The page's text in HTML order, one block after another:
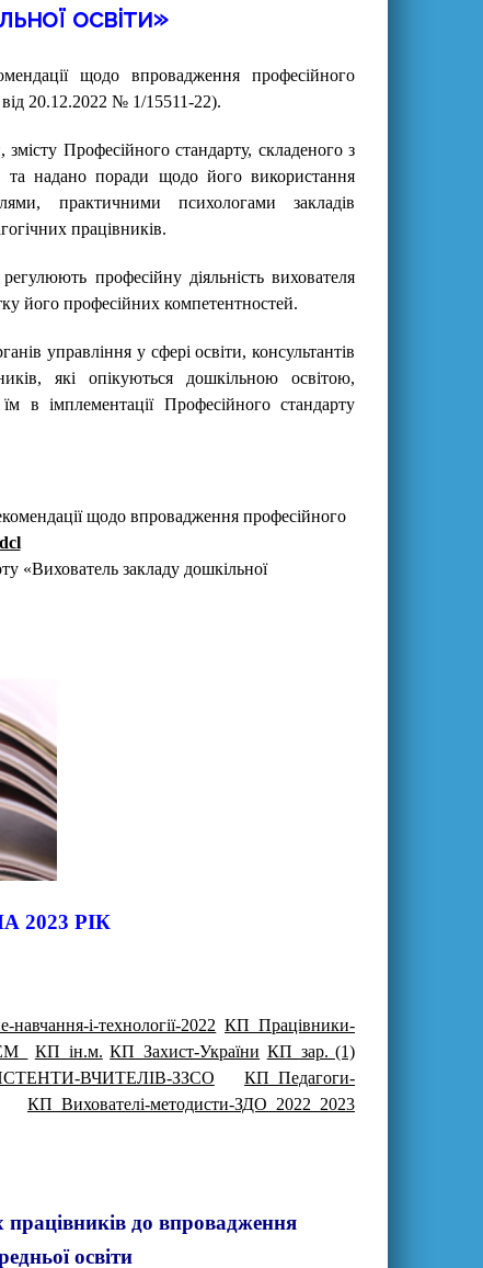
освіти»
щодо впровадження професійного
20.12.2022 № 1/15511-22).
Професійного стандарту, складеного з
та надано поради щодо його використання
практичними психологами закладів
працівників.
професійну діяльність вихователя
його професійних компетентностей.
управління у сфері освіти, консультантів
які опікуються дошкільною освітою,
в імплементації Професійного стандарту
щодо впровадження професійного
«Вихователь закладу дошкільної
РІК
і-технології-2022 КП_Працівники-
КП_ін.м. КП_Захист-України КП_зар. (1)
ВЧИТЕЛІВ-ЗЗСО
КП_Педагоги-
КП_Вихователі-методисти-ЗДО_2022_2023
працівників до впровадження
освіти